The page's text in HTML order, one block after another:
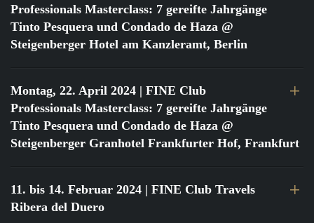
Professionals Masterclass: 7 gereifte Jahrgänge
Tinto Pesquera und Condado de Haza @
Steigenberger Hotel am Kanzleramt, Berlin
Montag, 22. April 2024 | FINE Club
Professionals Masterclass: 7 gereifte Jahrgänge
Tinto Pesquera und Condado de Haza @
Steigenberger Granhotel Frankfurter Hof, Frankfurt
11. bis 14. Februar 2024 | FINE Club Travels
Ribera del Duero